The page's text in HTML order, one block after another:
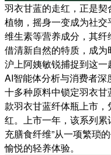
羽衣甘蓝的走红，正是
植物，摇身一变成为社交
维生素等营养成分，其
借清新自然的特质，成为
沪上阿姨敏锐捕捉到这
AI智能体分析与消费者
十多种原料中锁定羽衣
款羽衣甘蓝纤体瓶上市，
红。上市一年，该系列
充膳食纤维”从一项繁琐
愉悦的轻养体验。